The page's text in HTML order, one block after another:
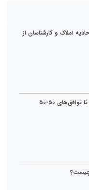
املاک و کارشناسان از
چیست؟